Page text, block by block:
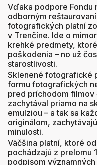
Vďaka podpore Fondu
odborným
fotografických platní
v Trenčíne. Ide o
krehké predmety,
poškodenia – no už
starostlivosti.
Sklenené fotografické
formu fotografických
pred príchodom filmov
zachytával priamo na
emulziou – a tak sa
originálom,
minulosti.
Väčšina platní, ktoré
pochádzajú z prelomu
podpisom